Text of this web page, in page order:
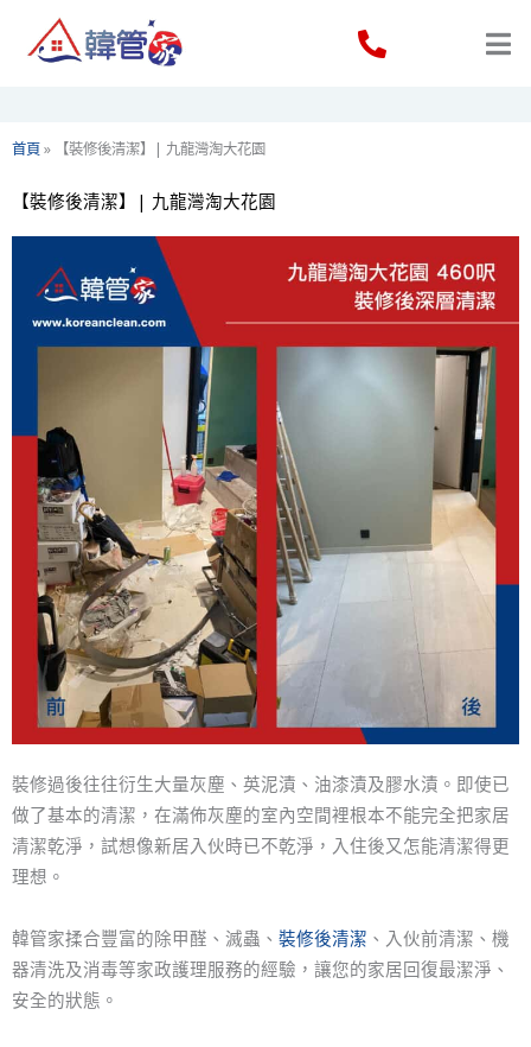
首頁» 【裝修後清潔】| 九龍灣淘大花園
【裝修後清潔】| 九龍灣淘大花園
裝修過後往往衍生大量灰塵、英泥漬、油漆漬及膠水漬。即使已
做了基本的清潔，在滿佈灰塵的室內空間裡根本不能完全把家居
清潔乾淨，試想像新居入伙時已不乾淨，入住後又怎能清潔得更
理想。
韓管家揉合豐富的除甲醛、滅蟲、 裝修後清潔 、入伙前清潔、機
器清洗及消毒等家政護理服務的經驗，讓您的家居回復最潔淨、
安全的狀態。